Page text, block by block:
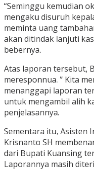
“Seminggu kemudian
mengaku disuruh
meminta uang
akan ditindak lanjuti
bebernya.
Atas laporan tersebut,
meresponnua. ” Kita
menanggapi laporan
untuk mengambil alih
penjelasannya.
Sementara itu, Asisten
Krisnanto SH
dari Bupati Kuansing
Laporannya masih